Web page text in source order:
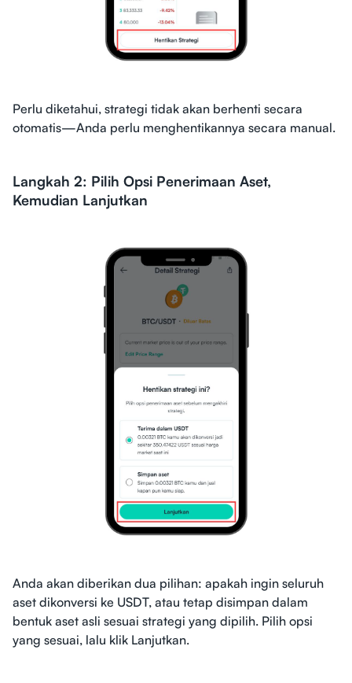
Perlu diketahui, strategi tidak akan berhenti secara
otomatis—Anda perlu menghentikannya secara manual.
Langkah 2: Pilih Opsi Penerimaan Aset,
Kemudian Lanjutkan
Anda akan diberikan dua pilihan: apakah ingin seluruh
aset dikonversi ke USDT, atau tetap disimpan dalam
bentuk aset asli sesuai strategi yang dipilih. Pilih opsi
yang sesuai, lalu klik Lanjutkan.